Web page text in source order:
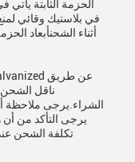
الحزمة الثابتة
ناقل
الشراء.يرجى ملاحظة
يرجى التأكد من
تكلفة الشحن